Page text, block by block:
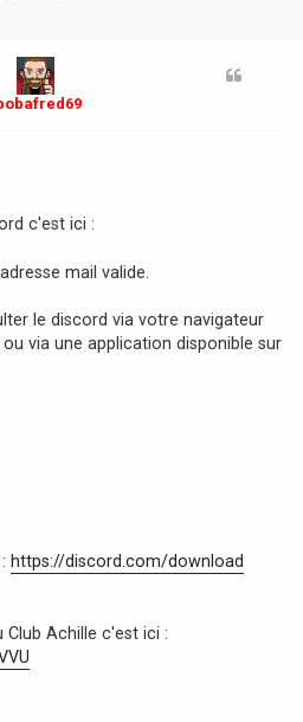
c'est ici :
mail valide.
le discord via votre navigateur
ou via une application disponible sur
https://discord.com/download
Club Achille c'est ici :